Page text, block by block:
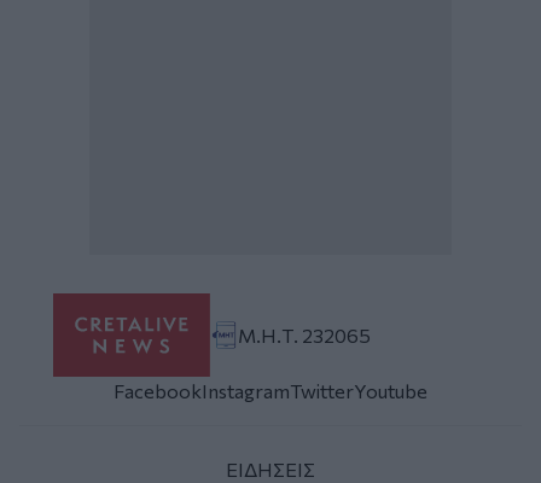
Μ.Η.Τ. 232065
FacebookInstagramTwitterYoutube
ΕΙΔΗΣΕΙΣ